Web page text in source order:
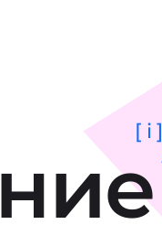
[ i ]